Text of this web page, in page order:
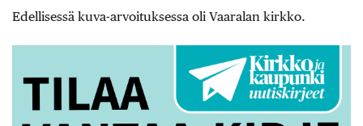
Edellisessä kuva-arvoituksessa oli Vaaralan kirkko.